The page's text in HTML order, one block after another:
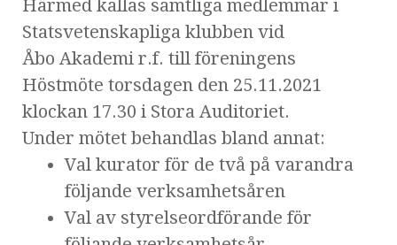
Härmed kallas samtliga medlemmar i
Statsvetenskapliga klubben vid
Åbo Akademi r.f. till föreningens
Höstmöte torsdagen den 25.11.2021
klockan 17.30 i Stora Auditoriet.
Under mötet behandlas bland annat:
Val kurator för de två på varandra
följande verksamhetsåren
Val av styrelseordförande för